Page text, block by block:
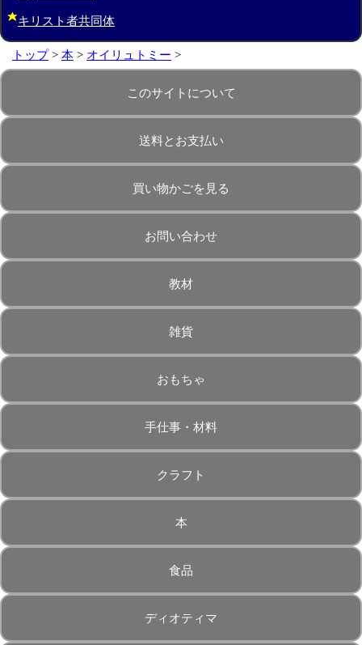
キリスト者共同体
トップ> 本 > オイリュトミー >
このサイトについて
送料とお支払い
買い物かごを見る
お問い合わせ
教材
雑貨
おもちゃ
手仕事・材料
クラフト
本
食品
ディオティマ